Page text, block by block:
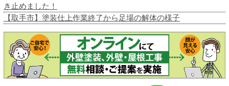
き止めました！
【取手市】塗装仕上作業終了から足場の解体の様子